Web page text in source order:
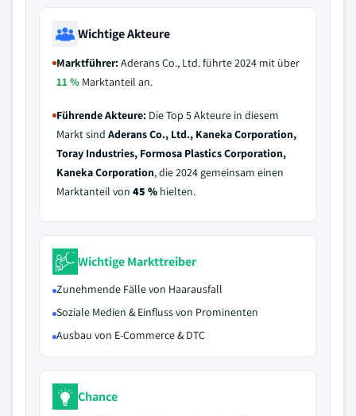
Wichtige Akteure
Marktführer:Aderans Co., Ltd. führte 2024 mit über
11 % Marktanteil an.
Führende Akteure: Die Top 5 Akteure in diesem
Markt sind Aderans Co., Ltd., Kaneka Corporation,
Toray Industries, Formosa Plastics Corporation,
Kaneka Corporation, die 2024 gemeinsam einen
Marktanteil von 45 % hielten.
Wichtige Markttreiber
Zunehmende Fälle von Haarausfall
Soziale Medien & Einfluss von Prominenten
Ausbau von E-Commerce & DTC
Chance